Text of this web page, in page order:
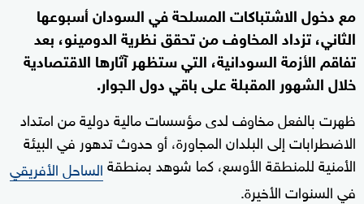
مع دخول الاشتباكات المسلحة في السودان أسبوعها
الثاني، تزداد المخاوف من تحقق نظرية الدومينو، بعد
تفاقم الأزمة السودانية، التي ستظهر آثارها الاقتصادية
خلال الشهور المقبلة على باقي دول الجوار.
ظهرت بالفعل مخاوف لدى مؤسسات مالية دولية من امتداد
الاضطرابات إلى البلدان المجاورة، أو حدوث تدهور في البيئة
الأمنية للمنطقة الأوسع، كما شوهد بمنطقةالساحل الأفريقي
في السنوات الأخيرة.